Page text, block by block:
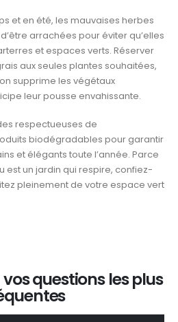
et en été, les mauvaises herbes
arrachées pour éviter qu’elles
et espaces verts. Réserver
aux seules plantes souhaitées,
supprime les végétaux
leur pousse envahissante.
respectueuses de
biodégradables pour garantir
et élégants toute l’année. Parce
est un jardin qui respire, confiez-
pleinement de votre espace vert
questions les plus